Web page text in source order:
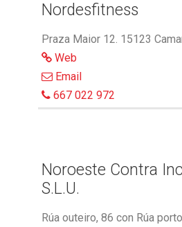
Nordesfitness
Praza Maior 12. 15123
Web
Email
667 022 972
Noroeste Contra
S.L.U.
Rúa outeiro, 86 con Rúa